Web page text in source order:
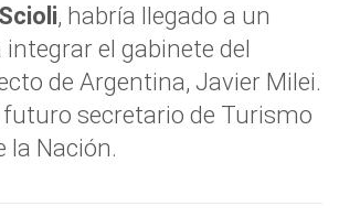
, habría llegado a un
el gabinete del
de Argentina, Javier Milei.
futuro secretario de Turismo
la Nación.